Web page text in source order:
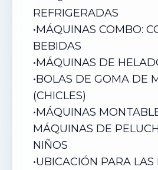
REFRIGERADAS
•MÁQUINAS COMBO:
BEBIDAS
•MÁQUINAS DE
•BOLAS DE GOMA DE
(CHICLES)
•MÁQUINAS
MÁQUINAS DE
NIÑOS
•UBICACIÓN PARA